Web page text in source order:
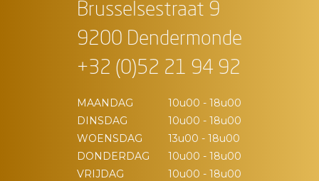
Brusselsestraat 9
9200 Dendermonde
+32 (0)52 21 94 92
MAANDAG
10u00 - 18u00
DINSDAG
10u00 - 18u00
WOENSDAG
13u00 - 18u00
DONDERDAG
10u00 - 18u00
VRIJDAG
10u00 - 18u00